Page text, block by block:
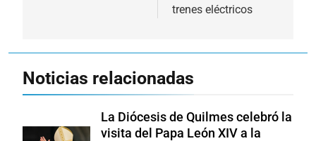
trenes eléctricos
Noticias relacionadas
La Diócesis de Quilmes celebró la
visita del Papa León XIV a la